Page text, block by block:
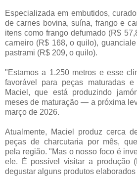
Especializada em embutidos,
de carnes bovina, suína, frango e
itens como frango defumado (R$
carneiro (R$ 168, o quilo),
pastrami (R$ 209, o quilo).
"Estamos a 1.250 metros e esse
favorável para peças maturadas e
Maciel, que está produzindo
meses de maturação — a próxima
março de 2026.
Atualmente, Maciel produz cerca
peças de charcutaria por mês,
pela região. "Mas o nosso foco é
ele. É possível visitar a produção
degustar alguns produtos